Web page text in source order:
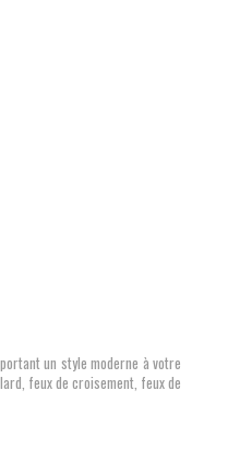
un style moderne à votre
feux de croisement, feux de